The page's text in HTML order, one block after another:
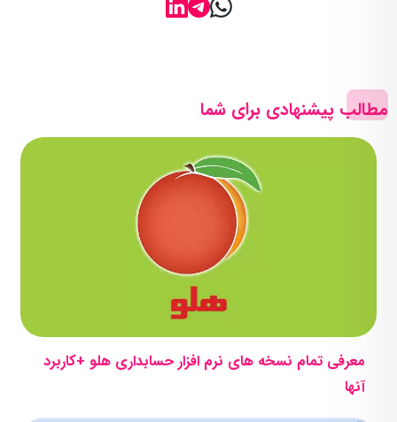
مطالب پیشنهادی برای شما
معرفی تمام نسخه های نرم افزار حسابداری هلو +کاربرد
آنها